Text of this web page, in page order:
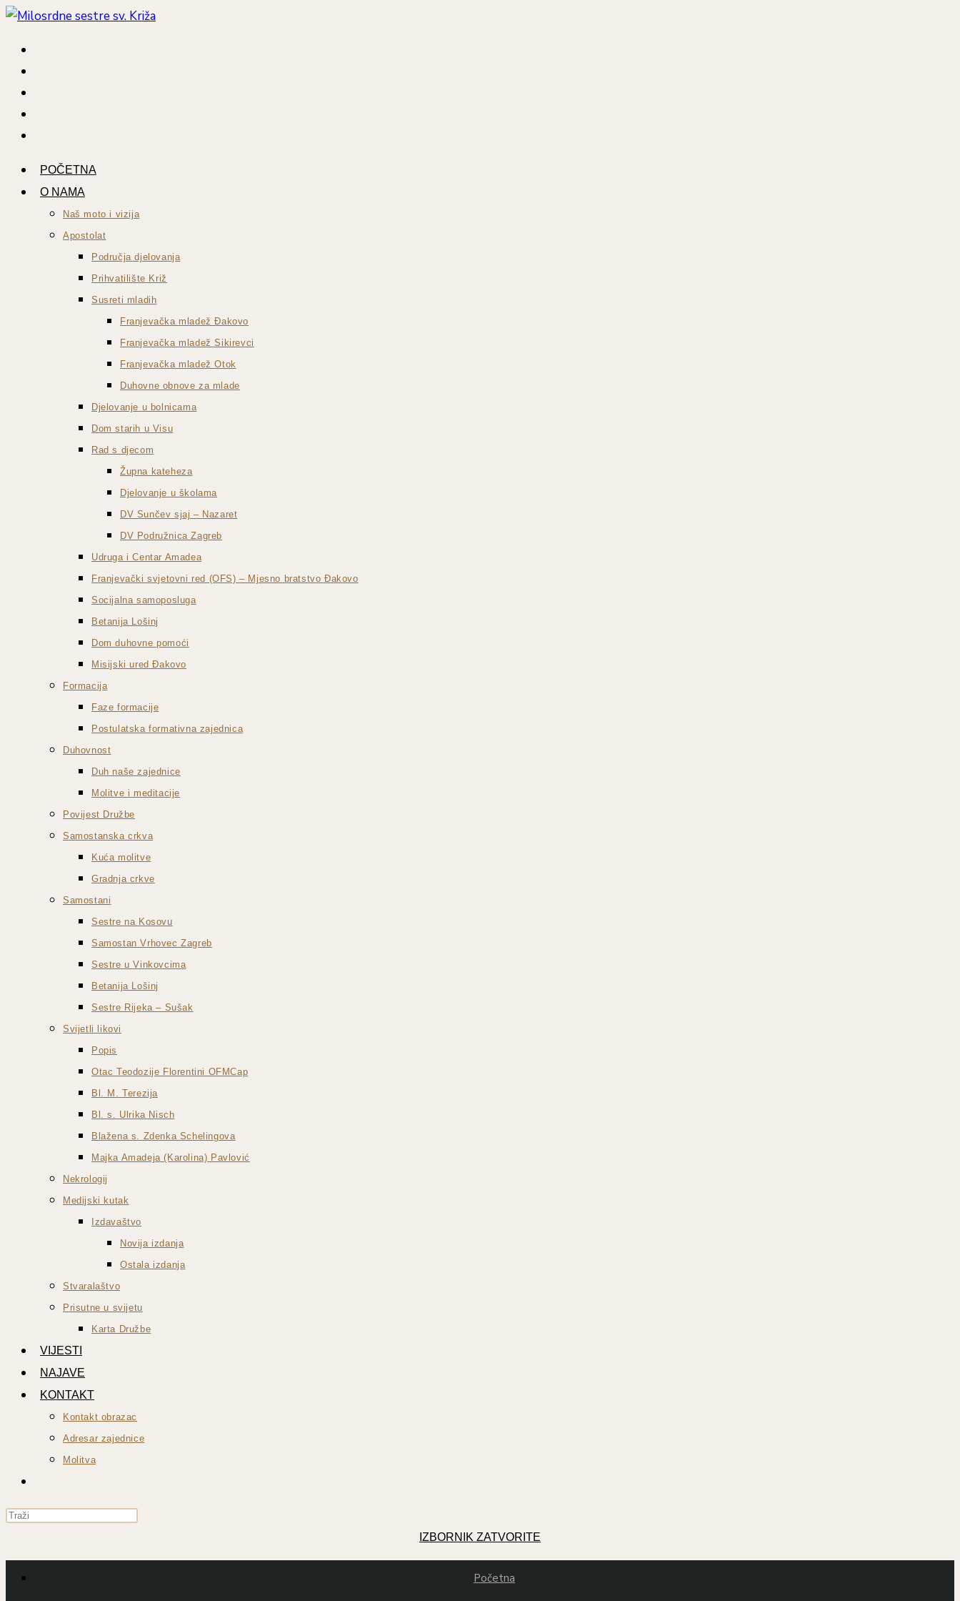
Preskoči
POČETNA
O NAMA
Naš moto i vizija
Apostolat
Područja djelovanja
Prihvatilište Križ
Susreti mladih
Franjevačka mladež Đakovo
Franjevačka mladež Sikirevci
Franjevačka mladež Otok
Duhovne obnove za mlade
Djelovanje u bolnicama
Dom starih u Visu
Rad s djecom
Župna kateheza
Djelovanje u školama
DV Sunčev sjaj – Nazaret
DV Podružnica Zagreb
Udruga i Centar Amadea
Franjevački svjetovni red (OFS) – Mjesno bratstvo Đakovo
Socijalna samoposluga
Betanija Lošinj
Dom duhovne pomoći
Misijski ured Đakovo
Formacija
Faze formacije
Postulatska formativna zajednica
Duhovnost
Duh naše zajednice
Molitve i meditacije
Povijest Družbe
Samostanska crkva
Kuća molitve
Gradnja crkve
Samostani
Sestre na Kosovu
Samostan Vrhovec Zagreb
Sestre u Vinkovcima
Betanija Lošinj
Sestre Rijeka – Sušak
Svijetli likovi
Popis
Otac Teodozije Florentini OFMCap
Bl. M. Terezija
Bl. s. Ulrika Nisch
Blažena s. Zdenka Schelingova
Majka Amadeja (Karolina) Pavlović
Nekrologij
Medijski kutak
Izdavaštvo
Novija izdanja
Ostala izdanja
Stvaralaštvo
Prisutne u svijetu
Karta Družbe
VIJESTI
NAJAVE
KONTAKT
Kontakt obrazac
Adresar zajednice
Molitva
WEB-
Press
to
IZBORNIK ZATVORITE
Početna